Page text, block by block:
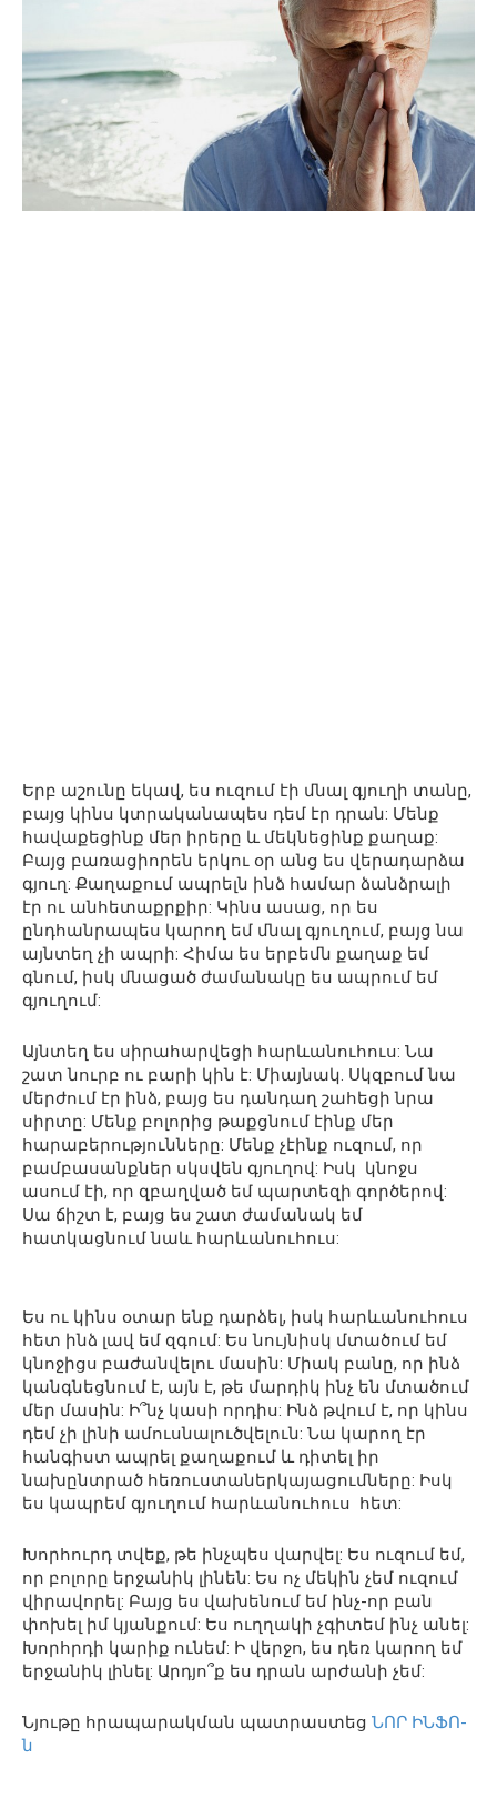
Երբ աշունը եկավ, ես ուզում էի մնալ գյուղի տանը,
բայց կինս կտրականապես դեմ էր դրան: Մենք
հավաքեցինք մեր իրերը և մեկնեցինք քաղաք:
Բայց բառացիորեն երկու օր անց ես վերադարձա
գյուղ: Քաղաքում ապրելն ինձ համար ձանձրալի
էր ու անհետաքրքիր: Կինս ասաց, որ ես
ընդհանրապես կարող եմ մնալ գյուղում, բայց նա
այնտեղ չի ապրի: Հիմա ես երբեմն քաղաք եմ
գնում, իսկ մնացած ժամանակը ես ապրում եմ
գյուղում:
Այնտեղ ես սիրահարվեցի հարևանուհուս: Նա
շատ նուրբ ու բարի կին է: Միայնակ. Սկզբում նա
մերժում էր ինձ, բայց ես դանդաղ շահեցի նրա
սիրտը: Մենք բոլորից թաքցնում էինք մեր
հարաբերությունները: Մենք չէինք ուզում, որ
բամբասանքներ սկսվեն գյուղով: Իսկ կնոջս
ասում էի, որ զբաղված եմ պարտեզի գործերով:
Սա ճիշտ է, բայց ես շատ ժամանակ եմ
հատկացնում նաև հարևանուհուս:
Ես ու կինս օտար ենք դարձել, իսկ հարևանուհուս
հետ ինձ լավ եմ զգում: Ես նույնիսկ մտածում եմ
կնոջիցս բաժանվելու մասին: Միակ բանը, որ ինձ
կանգնեցնում է, այն է, թե մարդիկ ինչ են մտածում
մեր մասին: Ի՞նչ կասի որդիս: Ինձ թվում է, որ կինս
դեմ չի լինի ամուսնալուծվելուն: Նա կարող էր
հանգիստ ապրել քաղաքում և դիտել իր
նախընտրած հեռուստաներկայացումները: Իսկ
ես կապրեմ գյուղում հարևանուհուս հետ:
Խորհուրդ տվեք, թե ինչպես վարվել: Ես ուզում եմ,
որ բոլորը երջանիկ լինեն: Ես ոչ մեկին չեմ ուզում
վիրավորել: Բայց ես վախենում եմ ինչ-որ բան
փոխել իմ կյանքում: Ես ուղղակի չգիտեմ ինչ անել:
Խորհրդի կարիք ունեմ: Ի վերջո, ես դեռ կարող եմ
երջանիկ լինել: Արդյո՞ք ես դրան արժանի չեմ:
Նյութը հրապարակման պատրաստեց ՆՈՐ ԻՆՖՈ-
ն